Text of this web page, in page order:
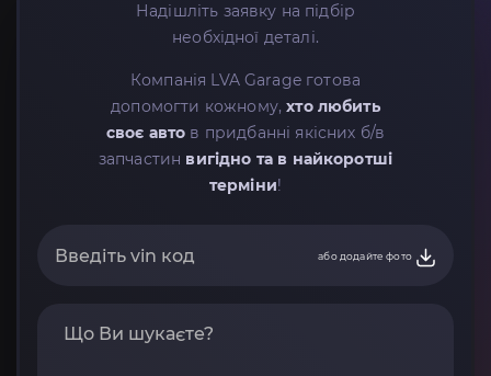
Надішліть заявку на підбір
необхідної деталі.
Компанія LVA Garage готова
допомогти кожному,хто любить
своє авто в придбанні якісних б/в
запчастин вигідно та в найкоротші
терміни!
або додайте фото